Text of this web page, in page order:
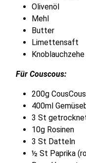
Olivenöl
Mehl
Butter
Limettensaft
Knoblauchzehe
Für Couscous:
200g CousCous
400ml
3 St
10g Rosinen
3 St Datteln
½ St Paprika